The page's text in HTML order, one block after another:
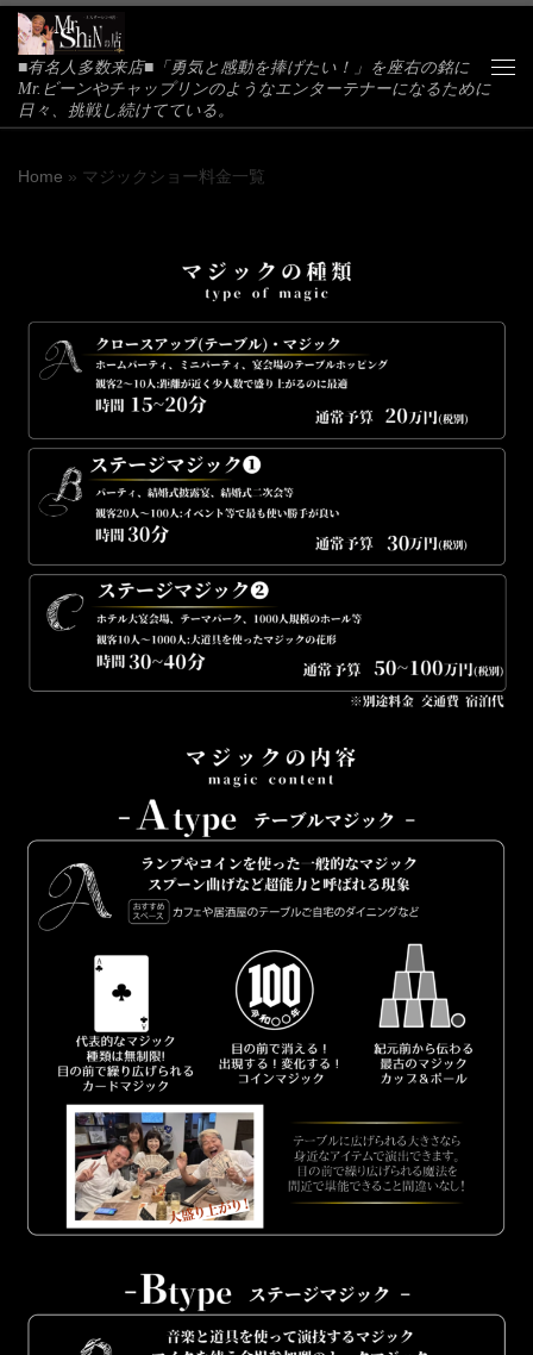
Skip to content
■有名人多数来店■「勇気と感動を捧げたい！」を座右の銘に
Mr.ビーンやチャップリンのようなエンターテナーになるために
日々、挑戦し続けてている。
Home » マジックショー料金一覧